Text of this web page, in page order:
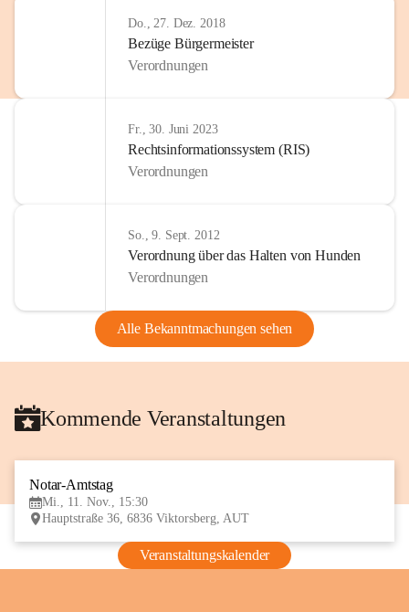
Do., 27. Dez. 2018
Bezüge Bürgermeister
Verordnungen
Fr., 30. Juni 2023
Rechtsinformationssystem (RIS)
Verordnungen
So., 9. Sept. 2012
Verordnung über das Halten von Hunden
Verordnungen
Alle Bekanntmachungen sehen
Kommende Veranstaltungen
Notar-Amtstag
Mi., 11. Nov., 15:30
Hauptstraße 36, 6836 Viktorsberg, AUT
Veranstaltungskalender